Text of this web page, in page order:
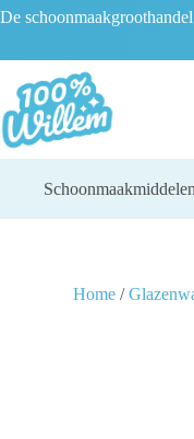
De
Schoonmaakmiddelen
Home /